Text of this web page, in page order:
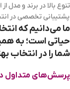
تنوع بالا در برند و مدل
پشتیبانی تخصصی در
ما می‌دانیم که
حیاتی است؛ به
شما را در انتخاب
پرسش‌های متداول